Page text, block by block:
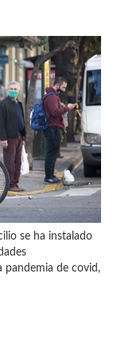
se ha instalado
pandemia de covid,